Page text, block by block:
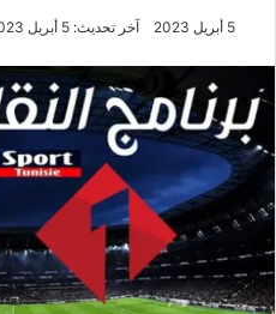
5 أبريل 2023 آخر تحديث: 5 أبريل 2023